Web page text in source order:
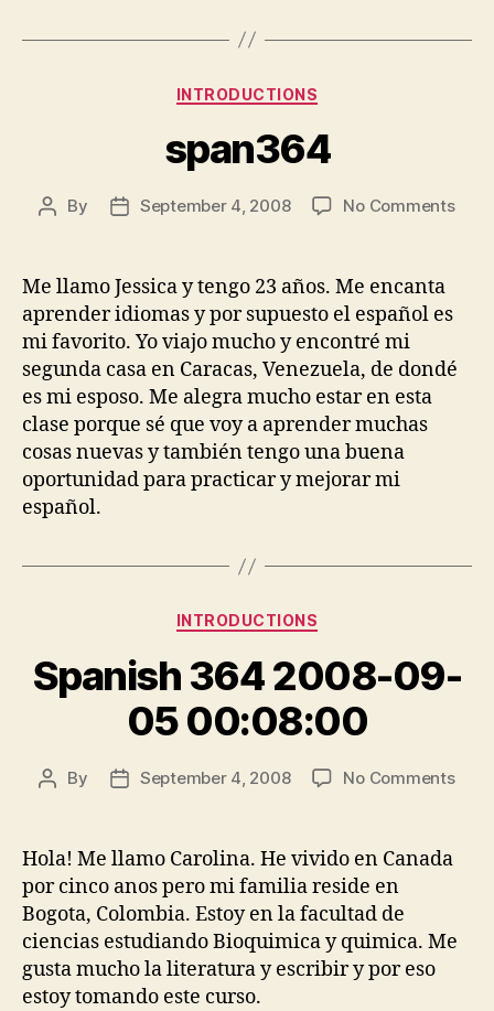
Categories
INTRODUCTIONS
span364
Post
By
PostSeptember 4, 2008 No Commentson
Me llamo Jessica y tengo 23 años. Me encanta
aprender idiomas y por supuesto el español es
mi favorito. Yo viajo mucho y encontré mi
segunda casa en Caracas, Venezuela, de dondé
es mi esposo. Me alegra mucho estar en esta
clase porque sé que voy a aprender muchas
cosas nuevas y también tengo una buena
oportunidad para practicar y mejorar mi
español.
Categories
INTRODUCTIONS
Spanish 364 2008-09-
05 00:08:00
Post
By
PostSeptember 4, 2008 No Commentson
Hola! Me llamo Carolina. He vivido en Canada
por cinco anos pero mi familia reside en
Bogota, Colombia. Estoy en la facultad de
ciencias estudiando Bioquimica y quimica. Me
gusta mucho la literatura y escribir y por eso
estoy tomando este curso.